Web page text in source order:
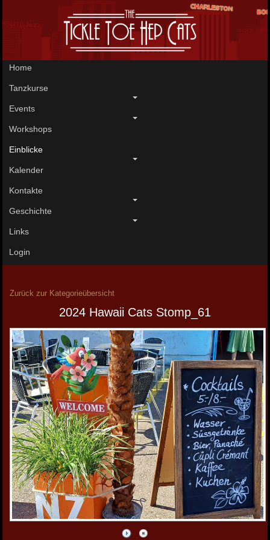
Home
Tanzkurse
Events
Workshops
Einblicke
Kalender
Kontakte
Geschichte
Links
Login
Zurück zur Kategorieübersicht
2024 Hawaii Cats Stomp_61